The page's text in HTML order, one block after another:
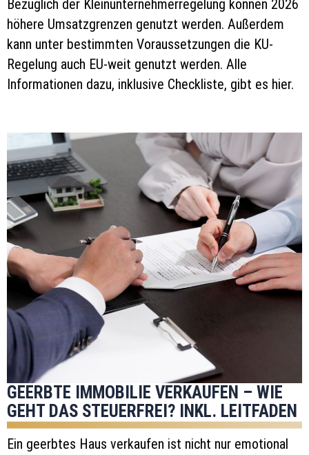
Bezüglich der Kleinunternehmerregelung können 2026
höhere Umsatzgrenzen genutzt werden. Außerdem
kann unter bestimmten Voraussetzungen die KU-
Regelung auch EU-weit genutzt werden. Alle
Informationen dazu, inklusive Checkliste, gibt es hier.
GEERBTE IMMOBILIE VERKAUFEN – WIE
GEHT DAS STEUERFREI? INKL. LEITFADEN
Ein geerbtes Haus verkaufen ist nicht nur emotional